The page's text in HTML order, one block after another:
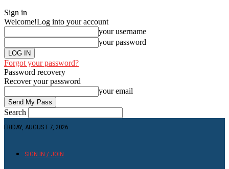
Sign in
Welcome!Log into your account
your username
your password
Forgot your password?
Password recovery
Recover your password
your email
Search
FRIDAY, AUGUST 7, 2026
SIGN IN / JOIN